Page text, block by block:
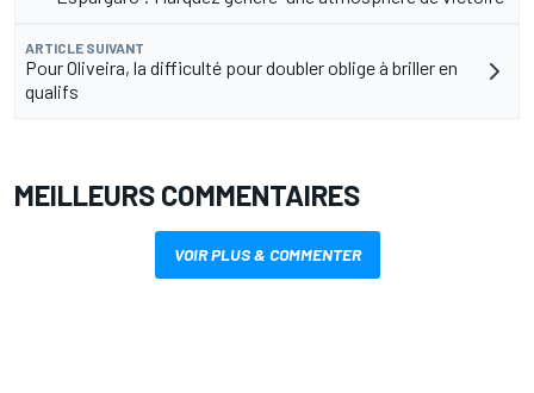
ARTICLE SUIVANT
Pour Oliveira, la difficulté pour doubler oblige à briller en
qualifs
MEILLEURS COMMENTAIRES
VOIR PLUS & COMMENTER